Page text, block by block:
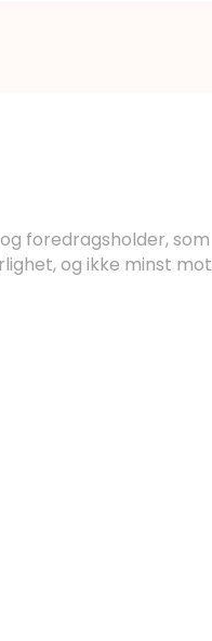
foredragsholder, som
og ikke minst